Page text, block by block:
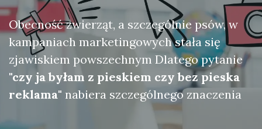
Obecność zwierząt, a szczególnie psów, w
kampaniach marketingowych stała się
zjawiskiem powszechnym Dlatego pytanie
"czy ja byłam z pieskiem czy bez pieska
reklama" nabiera szczególnego znaczenia